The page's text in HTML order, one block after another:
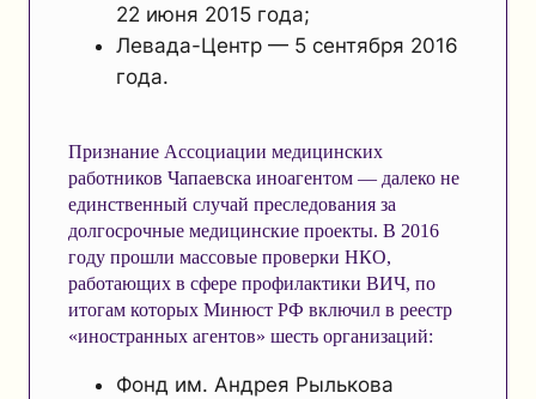
22 июня 2015 года;
Левада-Центр — 5 сентября 2016
года.
Признание Ассоциации медицинских
работников Чапаевска иноагентом — далеко не
единственный случай преследования за
долгосрочные медицинские проекты. В 2016
году прошли массовые проверки НКО,
работающих в сфере профилактики ВИЧ, по
итогам которых Минюст РФ включил в реестр
«иностранных агентов» шесть организаций:
Фонд им. Андрея Рылькова